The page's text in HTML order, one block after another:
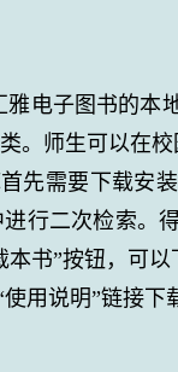
雅电子图书的
。师生可以在
先需要下载安
行二次检索。
书”按钮，可以
用说明”链接